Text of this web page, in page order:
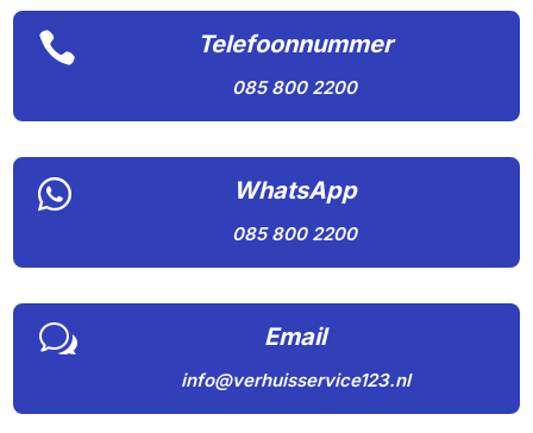
 Telefoonnummer
085 800 2200
 WhatsApp
085 800 2200
w Email
info@verhuisservice123.nl